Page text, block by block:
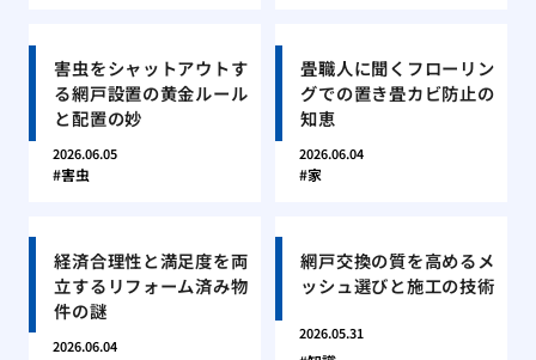
害虫をシャットアウトす
る網戸設置の黄金ルール
と配置の妙
2026.06.05
害虫
畳職人に聞くフローリン
グでの置き畳カビ防止の
知恵
2026.06.04
家
経済合理性と満足度を両
立するリフォーム済み物
件の謎
2026.06.04
網戸交換の質を高めるメ
ッシュ選びと施工の技術
2026.05.31